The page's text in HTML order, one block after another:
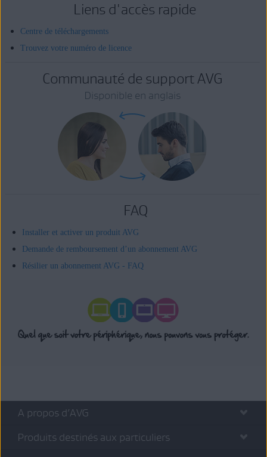
Liens d'accès rapide
Centre de téléchargements
Trouvez votre numéro de licence
Communauté de support AVG
Disponible en anglais
FAQ
Installer et activer un produit AVG
Demande de remboursement d’un abonnement AVG
Résilier un abonnement AVG - FAQ
A propos d’AVG
Produits destinés aux particuliers